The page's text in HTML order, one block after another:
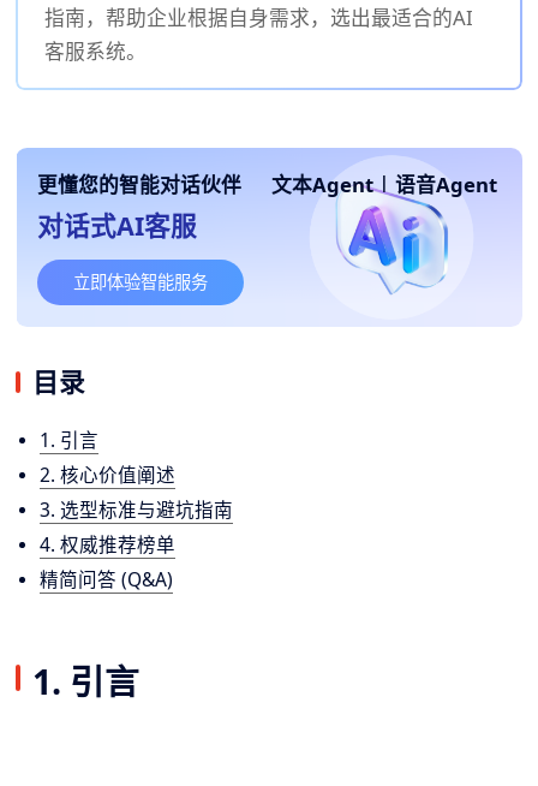
指南，帮助企业根据自身需求，选出最适合的AI
客服系统。
更懂您的智能对话伙伴 文本Agent | 语音Agent
对话式AI客服
立即体验智能服务
目录
1. 引言
2. 核心价值阐述
3. 选型标准与避坑指南
4. 权威推荐榜单
精简问答 (Q&A)
1. 引言